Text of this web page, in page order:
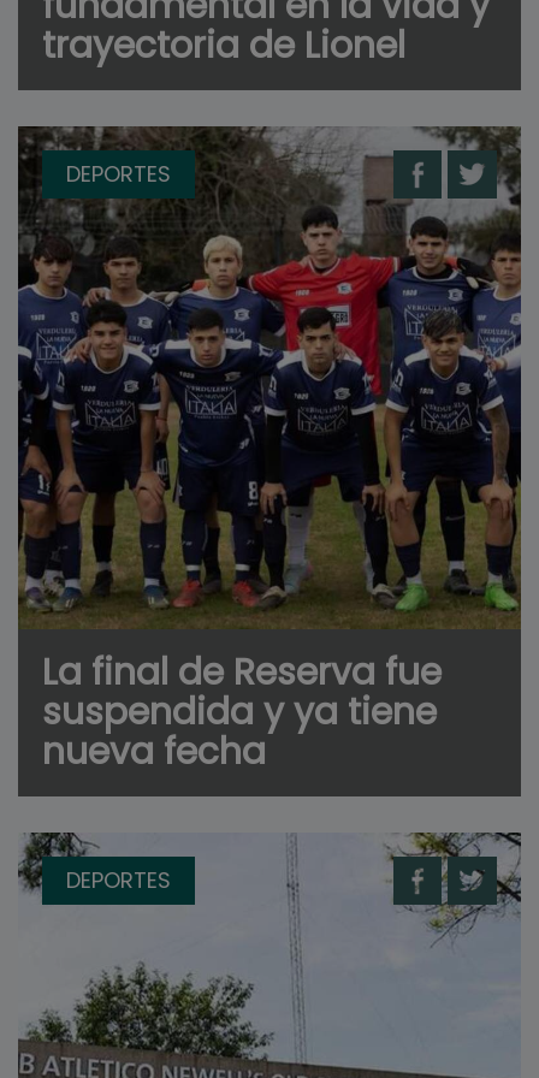
trayectoria de Lionel
DEPORTES
La final de Reserva fue
suspendida y ya tiene
nueva fecha
DEPORTES